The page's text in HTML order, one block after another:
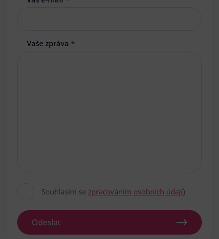
Vaše zpráva *
Souhlasím se zpracováním osobních údajů
Odeslat